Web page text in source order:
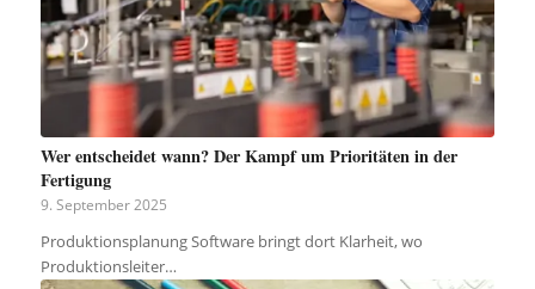
Wer entscheidet wann? Der Kampf um Prioritäten in der
Fertigung
9. September 2025
Produktionsplanung Software bringt dort Klarheit, wo
Produktionsleiter…